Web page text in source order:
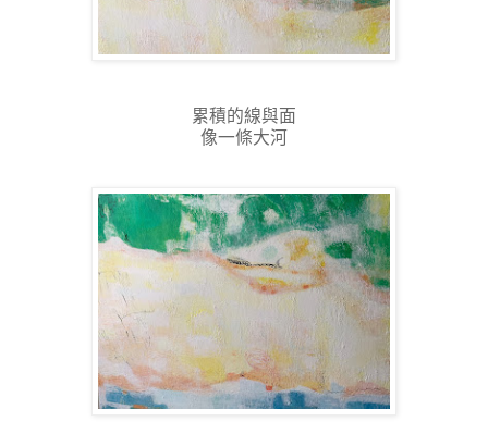
累積的線與面
像一條大河